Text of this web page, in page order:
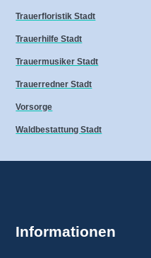
Trauerfloristik Stadt
Trauerhilfe Stadt
Trauermusiker Stadt
Trauerredner Stadt
Vorsorge
Waldbestattung Stadt
Informationen